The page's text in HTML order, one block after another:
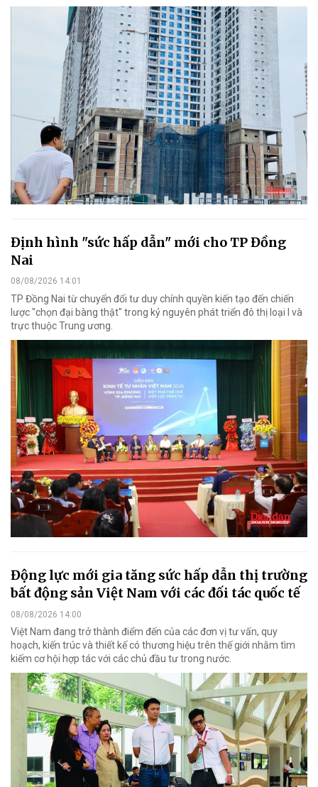
Định hình "sức hấp dẫn" mới cho TP Đồng
Nai
08/08/2026 14:01
TP Đồng Nai từ chuyển đổi tư duy chính quyền kiến tạo đến chiến
lược "chọn đại bàng thật" trong kỷ nguyên phát triển đô thị loại I và
trực thuộc Trung ương.
Động lực mới gia tăng sức hấp dẫn thị trường
bất động sản Việt Nam với các đối tác quốc tế
08/08/2026 14:00
Việt Nam đang trở thành điểm đến của các đơn vị tư vấn, quy
hoạch, kiến trúc và thiết kế có thương hiệu trên thế giới nhằm tìm
kiếm cơ hội hợp tác với các chủ đầu tư trong nước.